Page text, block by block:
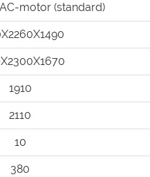
motor (standard)
1910
2110
10
380